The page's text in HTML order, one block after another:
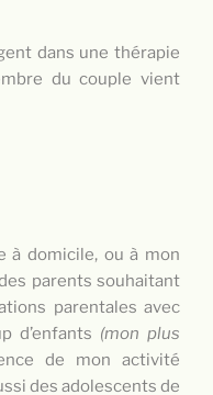
dans une thérapie
du couple vient
à domicile, ou à mon
parents souhaitant
parentales avec
d’enfants (mon plus
de mon activité
des adolescents de